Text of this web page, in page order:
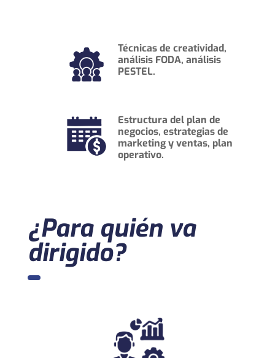
Técnicas de creatividad,
análisis FODA, análisis
PESTEL.
Estructura del plan de
negocios, estrategias de
marketing y ventas, plan
operativo.
¿Para quién va
dirigido?